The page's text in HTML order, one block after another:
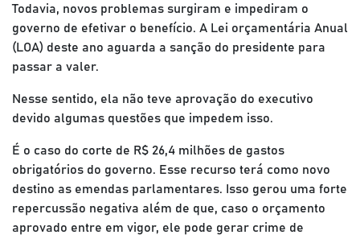
Todavia, novos problemas surgiram e impediram o
governo de efetivar o benefício. A Lei orçamentária Anual
(LOA) deste ano aguarda a sanção do presidente para
passar a valer.
Nesse sentido, ela não teve aprovação do executivo
devido algumas questões que impedem isso.
É o caso do corte de R$ 26,4 milhões de gastos
obrigatórios do governo. Esse recurso terá como novo
destino as emendas parlamentares. Isso gerou uma forte
repercussão negativa além de que, caso o orçamento
aprovado entre em vigor, ele pode gerar crime de